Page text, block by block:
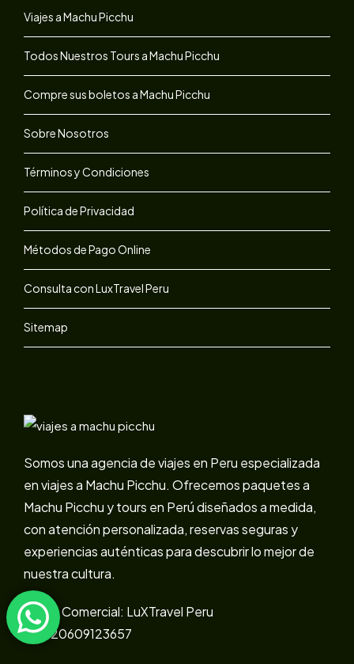
Viajes a Machu Picchu
Todos Nuestros Tours a Machu Picchu
Compre sus boletos a Machu Picchu
Sobre Nosotros
Términos y Condiciones
Política de Privacidad
Métodos de Pago Online
Consulta con LuxTravel Peru
Sitemap
Somos una agencia de viajes en Peru especializada
en viajes a Machu Picchu. Ofrecemos paquetes a
Machu Picchu y tours en Perú diseñados a medida,
con atención personalizada, reservas seguras y
experiencias auténticas para descubrir lo mejor de
nuestra cultura.
Marca Comercial: LuXTravel Peru
Ruc:20609123657